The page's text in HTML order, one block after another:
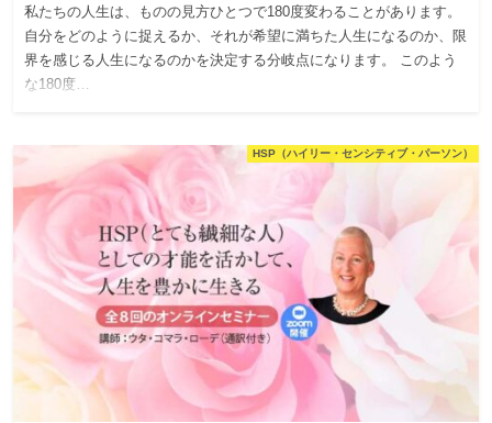
私たちの人生は、ものの見方ひとつで180度変わることがあります。
自分をどのように捉えるか、それが希望に満ちた人生になるのか、限
界を感じる人生になるのかを決定する分岐点になります。 このよう
な180度…
HSP（ハイリー・センシティブ・パーソン）